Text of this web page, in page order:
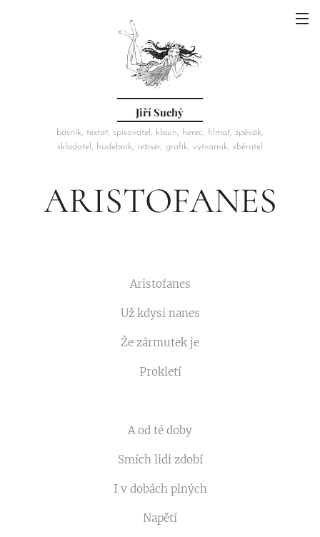
Jiří Suchý
básník, textař, spisovatel, klaun, herec, filmař, zpěvák,
skladatel, hudebník, režisér, grafik, výtvarník, sběratel
ARISTOFANES
Aristofanes
Už kdysi nanes
Že zármutek je
Prokletí
A od té doby
Smích lidi zdobí
I v dobách plných
Napětí